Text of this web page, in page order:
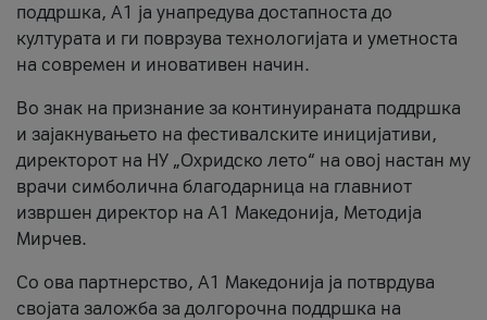
поддршка, A1 ја унапредува достапноста до
културата и ги поврзува технологијата и уметноста
на современ и иновативен начин.
Во знак на признание за континуираната поддршка
и зајакнувањето на фестивалските иницијативи,
директорот на НУ „Охридско лето“ на овој настан му
врачи симболична благодарница на главниот
извршен директор на A1 Македонија, Методија
Мирчев.
Со ова партнерство, A1 Македонија ја потврдува
својата заложба за долгорочна поддршка на